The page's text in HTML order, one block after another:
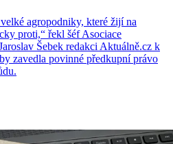
agropodniky, které žijí na
proti,“ řekl šéf Asociace
Šebek redakci Aktuálně.cz k
zavedla povinné předkupní právo